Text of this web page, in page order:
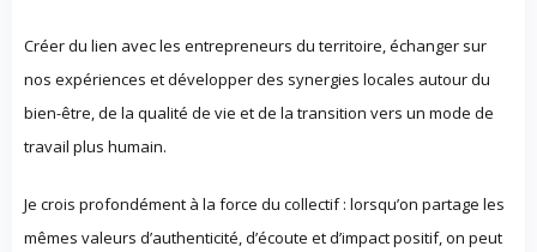
Créer du lien avec les entrepreneurs du territoire, échanger sur
nos expériences et développer des synergies locales autour du
bien-être, de la qualité de vie et de la transition vers un mode de
travail plus humain.
Je crois profondément à la force du collectif : lorsqu’on partage les
mêmes valeurs d’authenticité, d’écoute et d’impact positif, on peut